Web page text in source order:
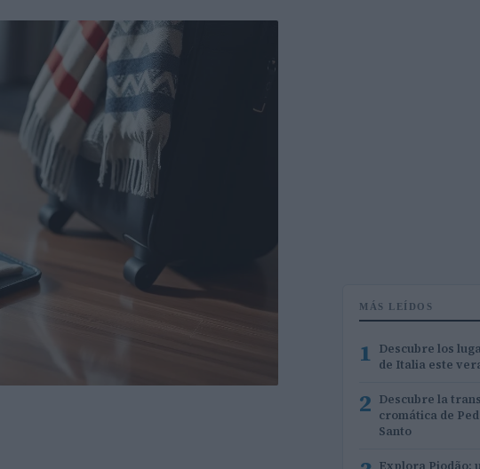
MÁS LEÍDOS
1 Descubre los
de Italia este
2 Descubre la
cromática de
Santo
Explora Piodão: